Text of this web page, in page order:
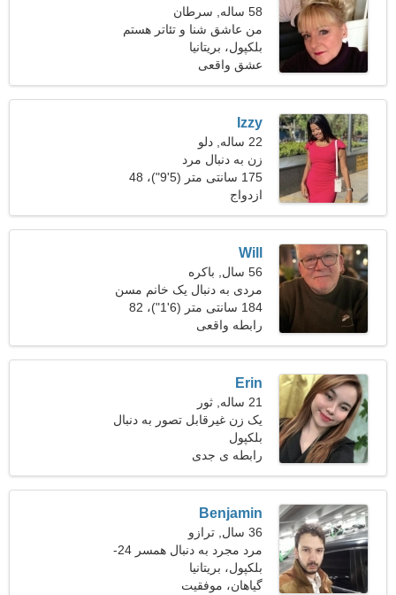
58 ساله, سرطان
من عاشق شنا و تئاتر هستم
بلکپول، بریتانیا
عشق واقعی
Izzy
22 ساله, دلو
زن به دنبال مرد
175 سانتی متر (5'9")، 48
کیلوگرم (105 پوند)
ازدواج
Will
56 سال, باکره
مردی به دنبال یک خانم مسن
184 سانتی متر (6'1")، 82
کیلوگرم (180 پوند)
رابطه واقعی
Erin
21 ساله, ثور
یک زن غیرقابل تصور به دنبال
یک رابطه واقعی است
بلکپول
رابطه ی جدی
Benjamin
36 سال, ترازو
مرد مجرد به دنبال همسر 24-
31
بلکپول، بریتانیا
گیاهان، موفقیت